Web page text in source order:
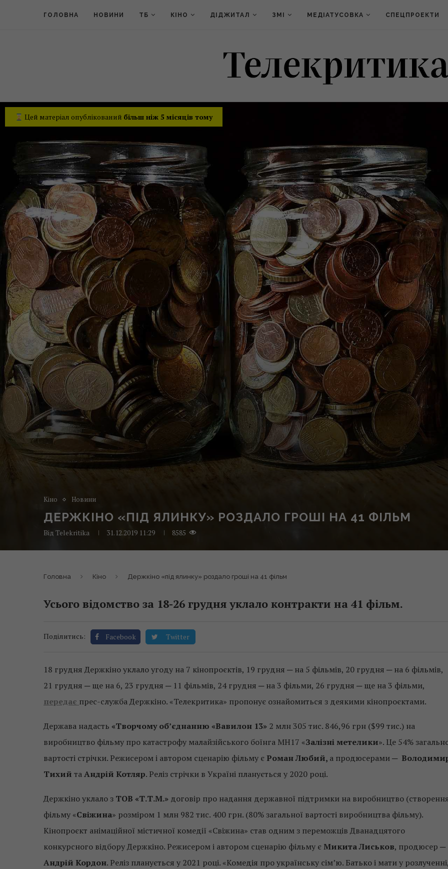
ГОЛОВНА НОВИНИ ТБ КІНО ДІДЖИТАЛ ЗМІ МЕДІАТУСОВКА СПЕЦПРОЕКТИ
Цей матеріал опублікований більш ніж 5 місяців тому
Кіно Новини
ДЕРЖКІНО «ПІД ЯЛИНКУ» РОЗДАЛО ГРОШІ НА 41 ФІЛЬМ
Від Telekritika 31.12.2019 11:29 8585
Головна Кіно Держкіно «під ялинку» роздало гроші на 41 фільм
Усього відомство за 18-26 грудня уклало контракти на 41 фільм.
Поділитись: Facebook Twitter
18 грудня Держкіно уклало угоду на 7 кінопроєктів, 19 грудня ─ на 5 фільмів, 20 грудня ─ на 6 фільмів,
21 грудня ─ ще на 6, 23 грудня ─ 11 фільмів, 24 грудня ─ на 3 фільми, 26 грудня ─ ще на 3 фільми,
передає прес-служба Держкіно. «Телекритика» пропонує ознайомиться з деякими кінопроєктами.
Держава надасть «Творчому об’єднанню «Вавилон 13» 2 млн 305 тис. 846,96 грн ($99 тис.) на
виробництво фільму про катастрофу малайзійського боїнга МН17 «Залізні метелики». Це 54%
вартості стрічки. Режисером і автором сценарію фільму є Роман Любий, а продюсерами ─
Тихий таАндрій Котляр. Реліз стрічки в Україні планується у 2020 році.
Держкіно уклало з ТОВ «Т.Т.М.» договір про надання державної підтримки на виробництво
фільму «Свіжина» розміром 1 млн 982 тис. 400 грн. (80% загальної вартості виробництва фільму).
Кінопроєкт анімаційної містичної комедії «Свіжина» став одним з переможців Дванадцятого
конкурсного відбору Держкіно. Режисером і автором сценарію фільму є Микита Лиськов, продюсер ─
Андрій Кордон. Реліз планується у 2021 році. «Комедія про українську сім’ю. Батько і мати у розлученні,